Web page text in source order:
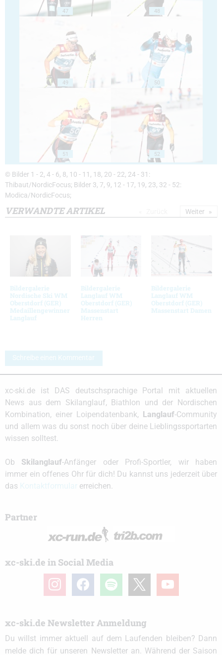
47 48
49 50
51 52
© Bilder 1 - 2, 4 - 6, 8, 10 - 11, 18, 20 - 22, 24 - 31:
Thibaut/NordicFocus; Bilder 3, 7, 9, 12 - 17, 19, 23, 32 - 52:
Modica/NordicFocus;
VERWANDTE ARTIKEL
Bildergalerie
Nordische Ski WM
Oberstdorf (GER)
Medaillengewinner
Langlauf
Bildergalerie
Langlauf WM
Oberstdorf (GER)
Massenstart
Herren
Bildergalerie
Langlauf WM
Oberstdorf (GER)
Massenstart Damen
Weiter
Schreibe einen Kommentar
xc-ski.de ist DAS deutschsprachige Portal mit aktuellen
News aus dem Skilanglauf, Biathlon und der Nordischen
Kombination, einer Loipendatenbank, Langlauf-Community
und allem was du sonst noch über deine Lieblingssportarten
wissen solltest.
Ob Skilanglauf-Anfänger oder Profi-Sportler, wir haben
immer ein offenes Ohr für dich! Du kannst uns jederzeit über
das
erreichen.
Partner
xc-ski.de in Social Media
instagramfacebook spotify youtube
xc-ski.de Newsletter Anmeldung
Du willst immer aktuell auf dem Laufenden bleiben? Dann
melde dich für unseren Newsletter an. Während der Saison